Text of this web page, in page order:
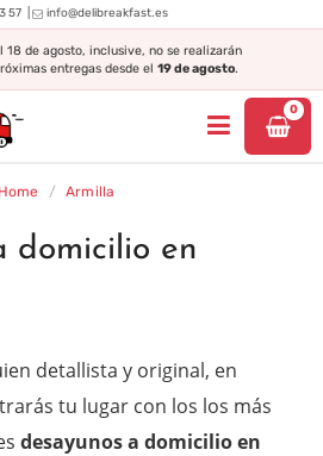
57 info@delibreakfast.es
18 de agosto, inclusive, no se realizarán
entregas desde el 19 de agosto.
0
Home / Armilla
domicilio en
detallista y original, en
tu lugar con los los más
desayunos a domicilio en